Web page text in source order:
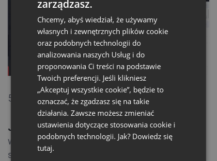
5) Włączenie kamery i mikrofonu
Jeśli podczas wydarzenia masz możliwość
włączenia mikrofonu i kamery podczas
swojego wydarzenia pamiętaj o:
FRENCH
RUSSIAN
SPANISH
ITALIAN
zarządzasz.
Chcemy, abyś wiedział, że używamy
własnych i zewnętrznych plików cookie
oraz podobnych technologii do
analizowania naszych Usług i do
proponowania Ci treści na podstawie
Twoich preferencji. Jeśli klikniesz
„Akceptuj wszystkie cookie”, będzie to
oznaczać, że zgadzasz się na takie
działania. Zawsze możesz zmieniać
ustawienia dotyczące stosowania cookie i
podobnych technologii. Jak? Dowiedz się
tutaj.